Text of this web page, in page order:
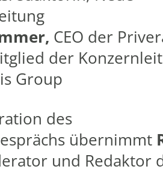
CEO der
der
Group
des
übernimmt
und Redaktor